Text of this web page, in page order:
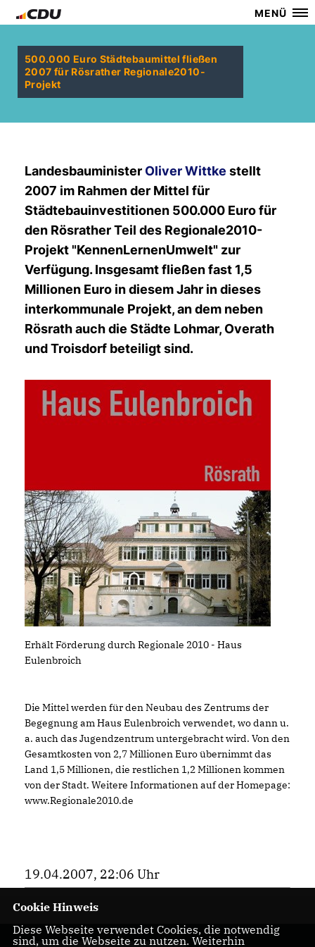
MENÜ
500.000 Euro Städtebaumittel fließen
2007 für Rösrather Regionale2010-
Projekt
Landesbauminister Oliver Wittke stellt
2007 im Rahmen der Mittel für
Städtebauinvestitionen 500.000 Euro für
den Rösrather Teil des Regionale2010-
Projekt "KennenLernenUmwelt" zur
Verfügung. Insgesamt fließen fast 1,5
Millionen Euro in diesem Jahr in dieses
interkommunale Projekt, an dem neben
Rösrath auch die Städte Lohmar, Overath
und Troisdorf beteiligt sind.
Erhält Förderung durch Regionale 2010 - Haus
Eulenbroich
Die Mittel werden für den Neubau des Zentrums der
Begegnung am Haus Eulenbroich verwendet, wo dann u.
a. auch das Jugendzentrum untergebracht wird. Von den
Gesamtkosten von 2,7 Millionen Euro übernimmt das
Land 1,5 Millionen, die restlichen 1,2 Millionen kommen
von der Stadt. Weitere Informationen auf der Homepage:
www.Regionale2010.de
19.04.2007, 22:06 Uhr
Cookie Hinweis
Diese Webseite verwendet Cookies, die notwendig
sind, um die Webseite zu nutzen. Weiterhin